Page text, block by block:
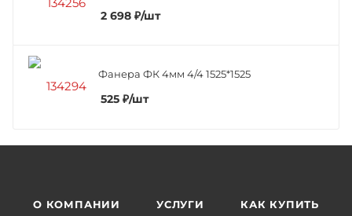
2 698 ₽/шт
Фанера ФК 4мм 4/4 1525*1525
525 ₽/шт
О КОМПАНИИ УСЛУГИ КАК КУПИТЬ